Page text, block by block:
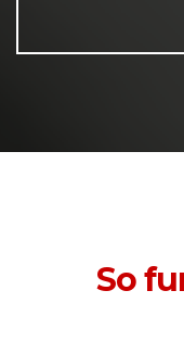
So